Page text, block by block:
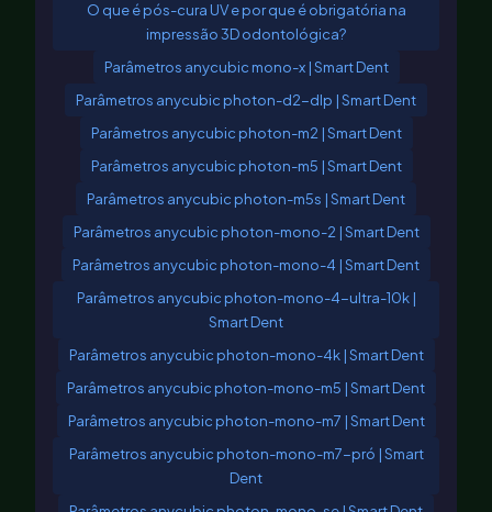
O que é pós-cura UV e por que é obrigatória na
impressão 3D odontológica?
Parâmetros anycubic mono-x | Smart Dent
Parâmetros anycubic photon-d2-dlp | Smart Dent
Parâmetros anycubic photon-m2 | Smart Dent
Parâmetros anycubic photon-m5 | Smart Dent
Parâmetros anycubic photon-m5s | Smart Dent
Parâmetros anycubic photon-mono-2 | Smart Dent
Parâmetros anycubic photon-mono-4 | Smart Dent
Parâmetros anycubic photon-mono-4-ultra-10k |
Smart Dent
Parâmetros anycubic photon-mono-4k | Smart Dent
Parâmetros anycubic photon-mono-m5 | Smart Dent
Parâmetros anycubic photon-mono-m7 | Smart Dent
Parâmetros anycubic photon-mono-m7-pró | Smart
Dent